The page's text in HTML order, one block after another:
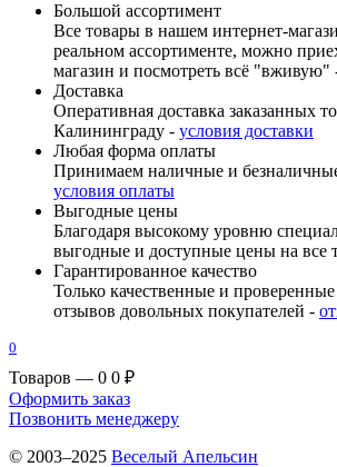
Большой ассортимент
Все товары в нашем интернет-
реальном ассортименте, можно
магазин и посмотреть всё "вживую"
Доставка
Оперативная доставка заказанных
Калининграду - условия доставки
Любая форма оплаты
Принимаем наличные и
условия оплаты
Выгодные цены
Благодаря высокому уровню
выгодные и доступные цены на все
Гарантированное качество
Только качественные и
отзывов довольных покупателей -
0
Товаров — 0 0 ₽
Оформить заказ
Позвонить менеджеру
© 2003–2025 Веселый Апельсин